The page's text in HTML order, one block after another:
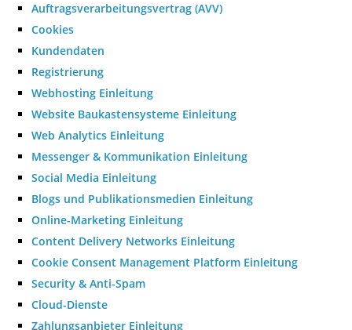
Auftragsverarbeitungsvertrag (AVV)
Cookies
Kundendaten
Registrierung
Webhosting Einleitung
Website Baukastensysteme Einleitung
Web Analytics Einleitung
Messenger & Kommunikation Einleitung
Social Media Einleitung
Blogs und Publikationsmedien Einleitung
Online-Marketing Einleitung
Content Delivery Networks Einleitung
Cookie Consent Management Platform Einleitung
Security & Anti-Spam
Cloud-Dienste
Zahlungsanbieter Einleitung